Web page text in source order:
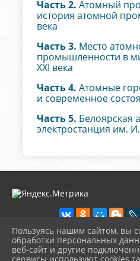
Часть 2. Атомный
история атомной
века
Часть 3. Место
промышленности в
XXI века
Часть 4. Атомные
и современное
Часть 5. Белоярская
электростанция им.
2026 г. zarech-biblio.ru
Пользуясь нашим сайтом, вы
обработки персональных
веб-сайт и другие